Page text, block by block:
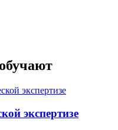
экспертизе